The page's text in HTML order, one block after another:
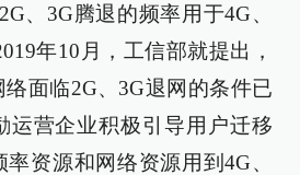
、3G腾退的频率用于4G、
年10月，工信部就提出，
面临2G、3G退网的条件已
运营企业积极引导用户迁移
资源和网络资源用到4G、